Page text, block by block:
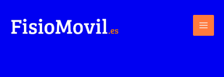
contenido